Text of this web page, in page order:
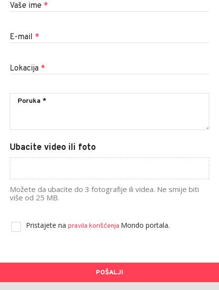
Vaše ime *
E-mail *
Lokacija *
Ubacite video ili foto
Možete da ubacite do 3 fotografije ili videa. Ne smije biti
više od 25 MB.
Pristajete na pravila korišćenja Mondo portala.
POŠALJI